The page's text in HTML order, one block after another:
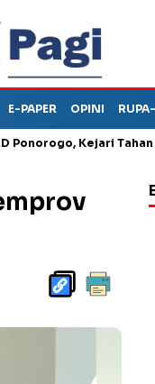
E-PAPER OPINI
Kejari Tahan Kabag